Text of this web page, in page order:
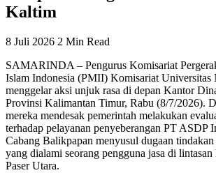
Kaltim
8 Juli 2026 2 Min Read
SAMARINDA – Pengurus Komisariat
Islam Indonesia (PMII) Komisariat Universitas
menggelar aksi unjuk rasa di depan Kantor
Provinsi Kalimantan Timur, Rabu (8/7/2026).
mereka mendesak pemerintah melakukan
terhadap pelayanan penyeberangan PT ASDP
Cabang Balikpapan menyusul dugaan
yang dialami seorang pengguna jasa di
Paser Utara.